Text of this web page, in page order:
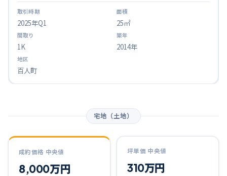
2025年Q1 25㎡
1K 2014年
百人町
宅地（土地）
成約価格 中央値
8,000万円
坪単価 中央値
310万円